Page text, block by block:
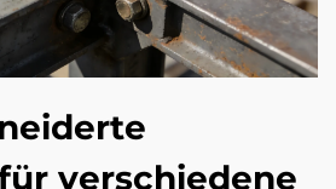
verschiedene